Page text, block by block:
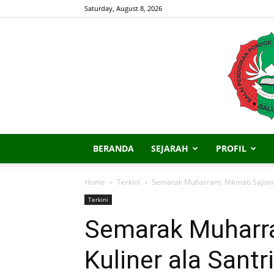
Saturday, August 8, 2026
BERANDA SEJARAH PROFIL
Home Terkini Semarak Muharram, Nikmati
Terkini
Semarak
Kuliner ala Santri